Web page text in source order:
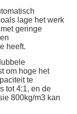
lage het werk
geringe
heeft.
om hoge het
te
tot 4:1, en de
800kg/m3 kan